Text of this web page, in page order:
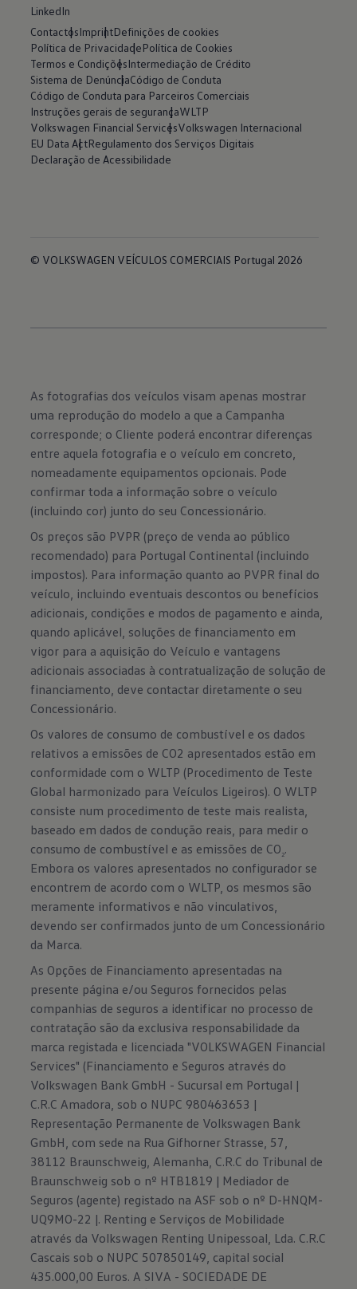
LinkedIn
ContactosImprintDefinições de cookies
Política de PrivacidadePolítica de Cookies
Termos e CondiçõesIntermediação de Crédito
Sistema de DenúnciaCódigo de Conduta
Código de Conduta para Parceiros Comerciais
Instruções gerais de segurançaWLTP
Volkswagen Financial ServicesVolkswagen Internacional
EU Data ActRegulamento dos Serviços Digitais
Declaração de Acessibilidade
© VOLKSWAGEN VEÍCULOS COMERCIAIS Portugal 2026
As fotografias dos veículos visam apenas mostrar
uma reprodução do modelo a que a Campanha
corresponde; o Cliente poderá encontrar diferenças
entre aquela fotografia e o veículo em concreto,
nomeadamente equipamentos opcionais. Pode
confirmar toda a informação sobre o veículo
(incluindo cor) junto do seu Concessionário.
Os preços são PVPR (preço de venda ao público
recomendado) para Portugal Continental (incluindo
impostos). Para informação quanto ao PVPR final do
veículo, incluindo eventuais descontos ou benefícios
adicionais, condições e modos de pagamento e ainda,
quando aplicável, soluções de financiamento em
vigor para a aquisição do Veículo e vantagens
adicionais associadas à contratualização de solução de
financiamento, deve contactar diretamente o seu
Concessionário.
Os valores de consumo de combustível e os dados
relativos a emissões de CO2 apresentados estão em
conformidade com o WLTP (Procedimento de Teste
Global harmonizado para Veículos Ligeiros). O WLTP
consiste num procedimento de teste mais realista,
baseado em dados de condução reais, para medir o
consumo de combustível e as emissões de CO 2.
Embora os valores apresentados no configurador se
encontrem de acordo com o WLTP, os mesmos são
meramente informativos e não vinculativos,
devendo ser confirmados junto de um Concessionário
da Marca.
As Opções de Financiamento apresentadas na
presente página e/ou Seguros fornecidos pelas
companhias de seguros a identificar no processo de
contratação são da exclusiva responsabilidade da
marca registada e licenciada "VOLKSWAGEN Financial
Services" (Financiamento e Seguros através do
Volkswagen Bank GmbH - Sucursal em Portugal |
C.R.C Amadora, sob o NUPC 980463653 |
Representação Permanente de Volkswagen Bank
GmbH, com sede na Rua Gifhorner Strasse, 57,
38112 Braunschweig, Alemanha, C.R.C do Tribunal de
Braunschweig sob o nº HTB1819 | Mediador de
Seguros (agente) registado na ASF sob o nº D-HNQM-
UQ9MO-22 |. Renting e Serviços de Mobilidade
através da Volkswagen Renting Unipessoal, Lda. C.R.C
Cascais sob o NUPC 507850149, capital social
435.000,00 Euros. A SIVA - SOCIEDADE DE